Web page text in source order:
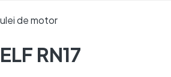
ulei de motor
ELF RN17